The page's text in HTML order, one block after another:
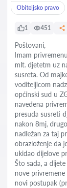
Obiteljsko pravo
1 451
Poštovani,
Imam
mlt. djetetm uz
susreta. Od
voditeljicom
općinski sud u
navedena
presuda susreti
nakon 8mj,
nadležan za taj
obrazloženje da
ukidao dijelove
Što sada, a
nove
novi postupak